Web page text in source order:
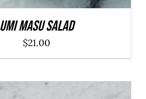
Umi Masu Salad
$21.00